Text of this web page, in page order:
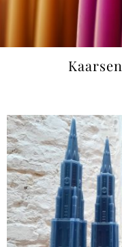
Kaarsen